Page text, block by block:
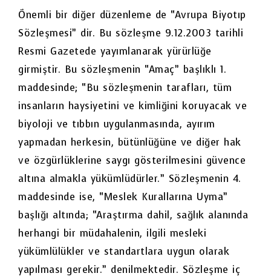
Önemli bir diğer düzenleme de “Avrupa Biyotıp
Sözleşmesi” dir. Bu sözleşme 9.12.2003 tarihli
Resmi Gazetede yayımlanarak yürürlüğe
girmiştir. Bu sözleşmenin “Amaç” başlıklı 1.
maddesinde; “Bu sözleşmenin tarafları, tüm
insanların haysiyetini ve kimliğini koruyacak ve
biyoloji ve tıbbın uygulanmasında, ayırım
yapmadan herkesin, bütünlüğüne ve diğer hak
ve özgürlüklerine saygı gösterilmesini güvence
altına almakla yükümlüdürler.” Sözleşmenin 4.
maddesinde ise, “Meslek Kurallarına Uyma”
başlığı altında; “Araştırma dahil, sağlık alanında
herhangi bir müdahalenin, ilgili mesleki
yükümlülükler ve standartlara uygun olarak
yapılması gerekir.” denilmektedir. Sözleşme iç